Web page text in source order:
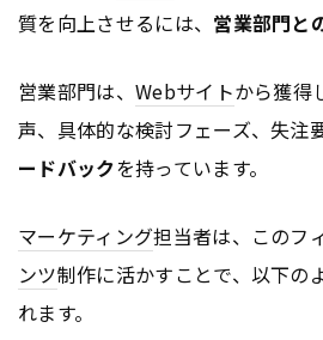
質を向上させるには、 営業部門と
営業部門は、 Webサイトから獲得
声、具体的な検討フェーズ、失注
ードバックを持っています。
マーケティング担当者は、このフ
ンツ制作に活かすことで、以下の
れます。